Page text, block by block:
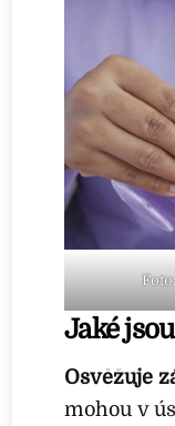
Jaké
Osvěžuje
mohou v